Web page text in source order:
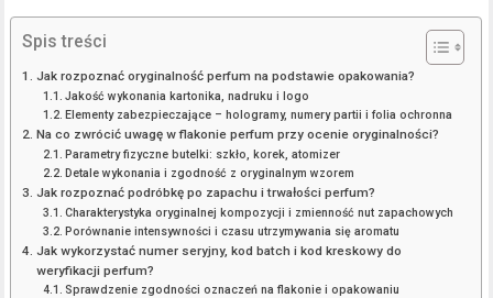
Spis treści
Jak rozpoznać oryginalność perfum na podstawie opakowania?
Jakość wykonania kartonika, nadruku i logo
Elementy zabezpieczające – hologramy, numery partii i folia ochronna
Na co zwrócić uwagę w flakonie perfum przy ocenie oryginalności?
Parametry fizyczne butelki: szkło, korek, atomizer
Detale wykonania i zgodność z oryginalnym wzorem
Jak rozpoznać podróbkę po zapachu i trwałości perfum?
Charakterystyka oryginalnej kompozycji i zmienność nut zapachowych
Porównanie intensywności i czasu utrzymywania się aromatu
Jak wykorzystać numer seryjny, kod batch i kod kreskowy do
weryfikacji perfum?
Sprawdzenie zgodności oznaczeń na flakonie i opakowaniu